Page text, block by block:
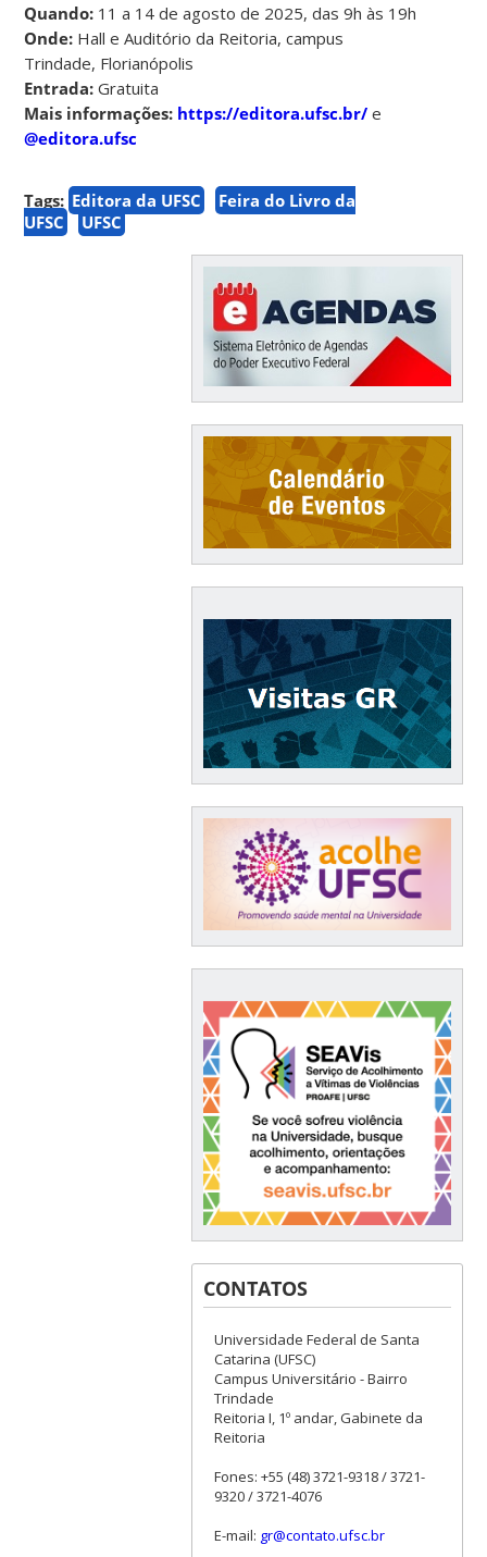
Quando: 11 a 14 de agosto de 2025, das 9h às 19h
Onde: Hall e Auditório da Reitoria, campus
Trindade, Florianópolis
Entrada: Gratuita
Mais informações: https://editora.ufsc.br/ e
@editora.ufsc
Tags: Editora da UFSC
Feira do Livro da
UFSC
UFSC
CONTATOS
Universidade Federal de Santa
Catarina (UFSC)
Campus Universitário - Bairro
Trindade
Reitoria I, 1º andar, Gabinete da
Reitoria
Fones: +55 (48) 3721-9318 / 3721-
9320 / 3721-4076
E-mail: gr@contato.ufsc.br